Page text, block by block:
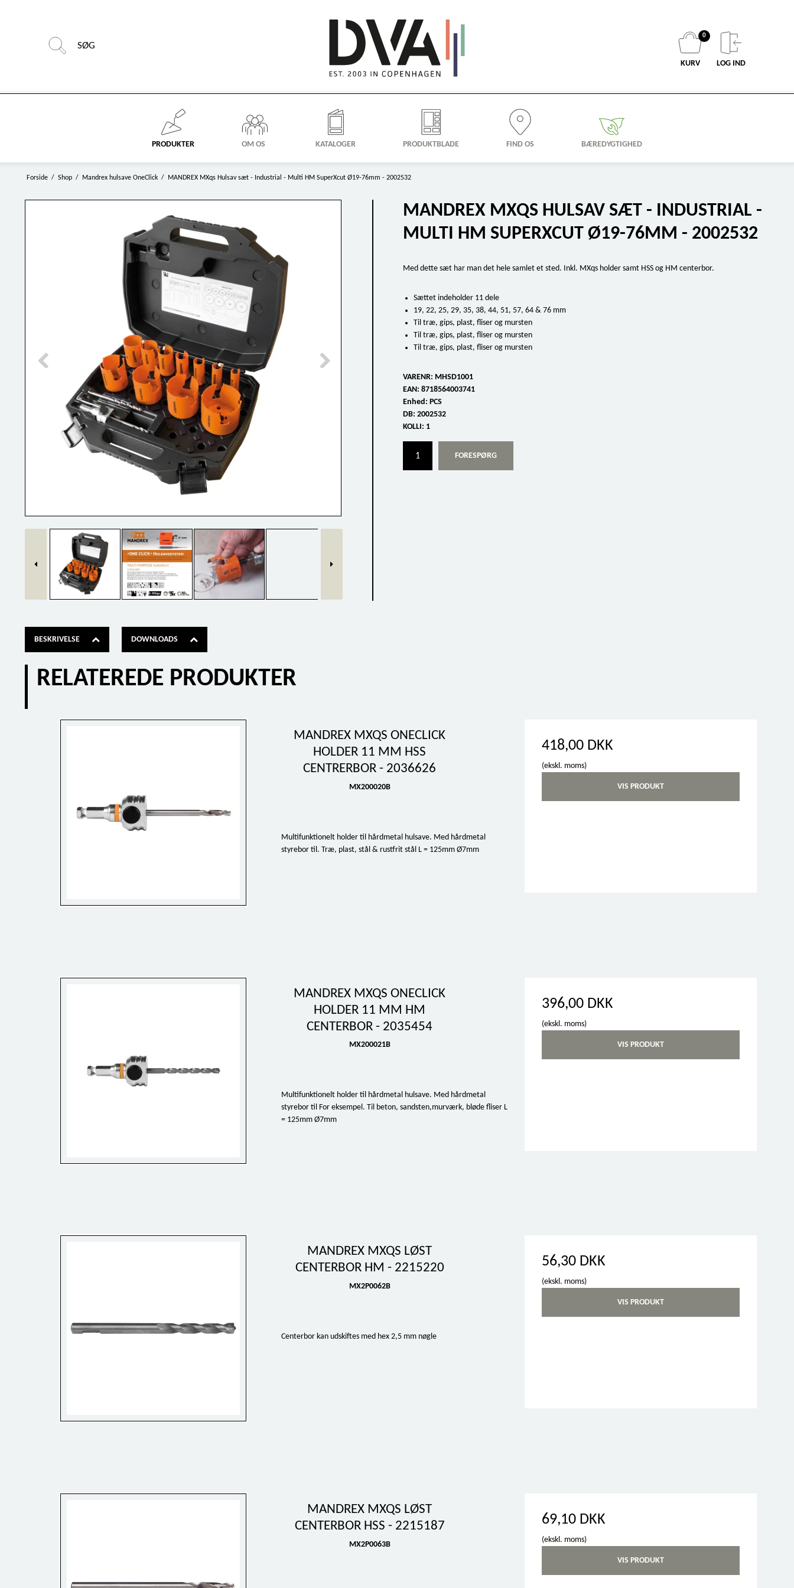
0
KURV LOG IND
PRODUKTER OM OS KATALOGER PRODUKTBLADE FIND OS BÆREDYGTIGHED
Forside / Shop / Mandrex hulsave OneClick / MANDREX MXqs Hulsav sæt - Industrial - Multi HM SuperXcut Ø19-76mm - 2002532
MANDREX MXQS HULSAV SÆT - INDUSTRIAL -
MULTI HM SUPERXCUT Ø19-76MM - 2002532
Med dette sæt har man det hele samlet et sted. Inkl. MXqs holder samt HSS og HM centerbor.
Sættet indeholder 11 dele
19, 22, 25, 29, 35, 38, 44, 51, 57, 64 & 76 mm
Til træ, gips, plast, fliser og mursten
Til træ, gips, plast, fliser og mursten
Til træ, gips, plast, fliser og mursten
VARENR: MHSD1001
EAN: 8718564003741
Enhed: PCS
DB: 2002532
KOLLI: 1
FORESPØRG
BESKRIVELSE DOWNLOADS
RELATEREDE PRODUKTER
MANDREX MXQS ONECLICK
HOLDER 11 MM HSS
CENTRERBOR - 2036626
MX200020B
Multifunktionelt holder til hårdmetal hulsave. Med hårdmetal
styrebor til. Træ, plast, stål & rustfrit stål L = 125mm Ø7mm
418,00 DKK
(ekskl. moms)
VIS PRODUKT
MANDREX MXQS ONECLICK
HOLDER 11 MM HM
CENTERBOR - 2035454
MX200021B
Multifunktionelt holder til hårdmetal hulsave. Med hårdmetal
styrebor til For eksempel. Til beton, sandsten,murværk, bløde fliser L
= 125mm Ø7mm
396,00 DKK
(ekskl. moms)
VIS PRODUKT
MANDREX MXQS LØST
CENTERBOR HM - 2215220
MX2P0062B
Centerbor kan udskiftes med hex 2,5 mm nøgle
56,30 DKK
(ekskl. moms)
VIS PRODUKT
MANDREX MXQS LØST
CENTERBOR HSS - 2215187
MX2P0063B
69,10 DKK
(ekskl. moms)
VIS PRODUKT